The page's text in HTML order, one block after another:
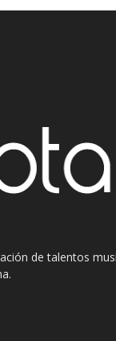
de talentos